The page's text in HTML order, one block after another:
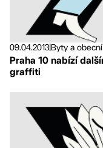
09.04.2013Byty a
Praha 10 nabízí
graffiti